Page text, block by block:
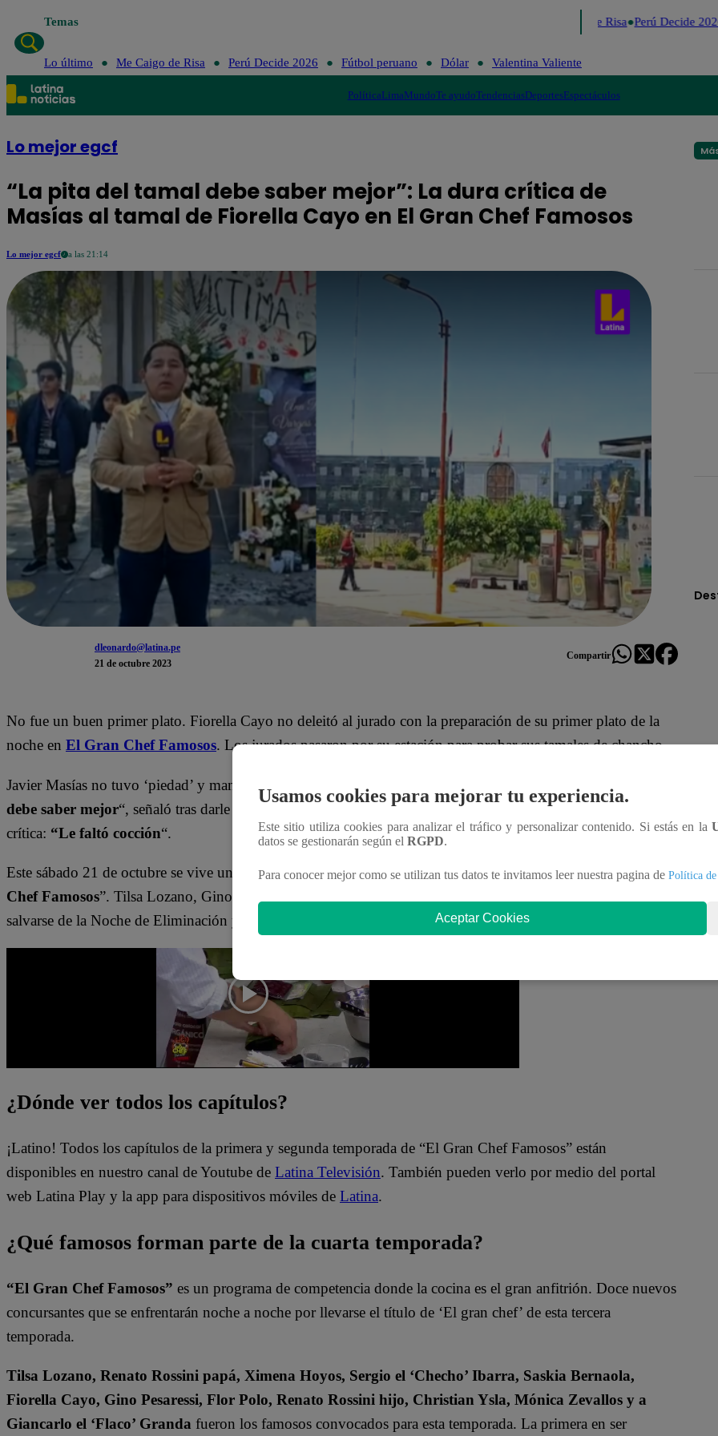
Temas Me Caigo de Risa Perú Decide 2026
Lo último Me Caigo de Risa Perú Decide 2026 Fútbol peruano Dólar Valentina Valiente
PolíticaLimaMundoTe ayudoTendenciasDeportesEspectáculos
Lo mejor egcf
“La pita del tamal debe saber mejor”: La dura crítica de
Masías al tamal de Fiorella Cayo en El Gran Chef Famosos
Lo mejor egcf a las 21:14
dleonardo@latina.pe
21 de octubre 2023
Compartir
No fue un buen primer plato. Fiorella Cayo no deleitó al jurado con la preparación de su primer plato de la
noche en El Gran Chef Famosos. Los jurados pasaron por su estación para probar sus tamales de chancho.
Javier Masías no tuvo ‘piedad’ y mandó dura crítica a la competidora:
“Definitivamente, la pita del tamal
debe saber mejor“, señaló tras darle un bocado al tamal. Por su parte, Nelly Rossinelli también le dio una
crítica: “Le faltó cocción“.
Este sábado 21 de octubre se vive una nueva Noche de Eliminación en la cuarta temporada de “El Gran
Chef Famosos”. Tilsa Lozano, Gino Pesaressi, Fiorella Cayo y Saskia Bernaola se enfrentan en la cocina para
salvarse de la Noche de Eliminación y no ser eliminados. ¿Quién dejará la competencia?
¿Dónde ver todos los capítulos?
¡Latino! Todos los capítulos de la primera y segunda temporada de “El Gran Chef Famosos” están
disponibles en nuestro canal de Youtube de Latina Televisión. También pueden verlo por medio del portal
web Latina Play y la app para dispositivos móviles de Latina.
¿Qué famosos forman parte de la cuarta temporada?
“El Gran Chef Famosos” es un programa de competencia donde la cocina es el gran anfitrión. Doce nuevos
concursantes que se enfrentarán noche a noche por llevarse el título de ‘El gran chef’ de esta tercera
temporada.
Tilsa Lozano, Renato Rossini papá, Ximena Hoyos, Sergio el ‘Checho’ Ibarra, Saskia Bernaola,
Fiorella Cayo, Gino Pesaressi, Flor Polo, Renato Rossini hijo, Christian Ysla, Mónica Zevallos y a
Giancarlo el ‘Flaco’ Granda fueron los famosos convocados para esta temporada. La primera en ser
Usamos cookies para mejorar tu experiencia.
Este sitio utiliza cookies para analizar el tráfico y personalizar contenido. Si estás en la
datos se gestionarán según el RGPD.
Para conocer mejor como se utilizan tus datos te invitamos leer nuestra pagina de Política
Aceptar Cookies